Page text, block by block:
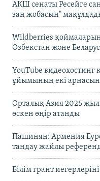
АҚШ сенаты Ресейге
заң жобасын"
Wildberries
Өзбекстан және
YouTube видеохостинг
ұйымының екі арнасын
Орталық Азия 2025
өскен өңір атанды
Пашинян: Армения
таңдау жайлы
Білім грант